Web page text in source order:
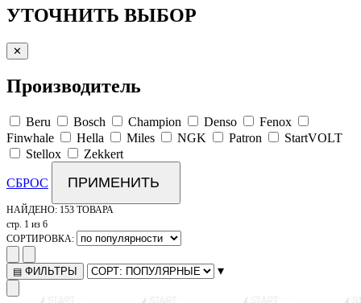
УТОЧНИТЬ ВЫБОР
✕
Производитель
Beru Bosch Champion Denso
Fenox
Finwhale
Hella Miles NGK Patron
StartVOLT
Stellox
Zekkert
СБРОС ПРИМЕНИТЬ
НАЙДЕНО: 153 ТОВАРА
стр. 1 из 6
СОРТИРОВКА:
▤ ФИЛЬТРЫ ▾